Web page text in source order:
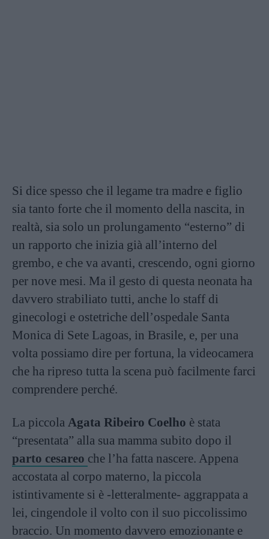
Si dice spesso che il legame tra madre e figlio
sia tanto forte che il momento della nascita, in
realtà, sia solo un prolungamento “esterno” di
un rapporto che inizia già all’interno del
grembo, e che va avanti, crescendo, ogni giorno
per nove mesi. Ma il gesto di questa neonata ha
davvero strabiliato tutti, anche lo staff di
ginecologi e ostetriche dell’ospedale Santa
Monica di Sete Lagoas, in Brasile, e, per una
volta possiamo dire per fortuna, la videocamera
che ha ripreso tutta la scena può facilmente farci
comprendere perché.
La piccola Agata Ribeiro Coelho è stata
“presentata” alla sua mamma subito dopo il
parto cesareo che l’ha fatta nascere. Appena
accostata al corpo materno, la piccola
istintivamente si è -letteralmente- aggrappata a
lei, cingendole il volto con il suo piccolissimo
braccio. Un momento davvero emozionante e